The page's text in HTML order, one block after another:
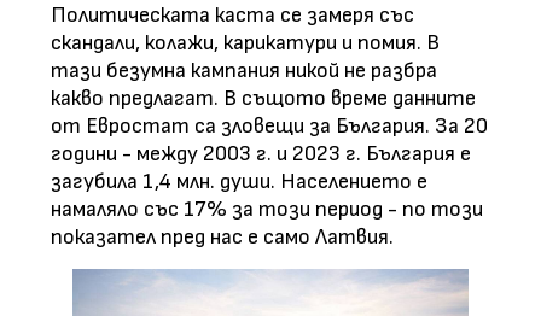
Политическата каста се замеря със
скандали, колажи, карикатури и помия. В
тази безумна кампания никой не разбра
какво предлагат. В същото време данните
от Евростат са зловещи за България. За 20
години - между 2003 г. и 2023 г. България е
загубила 1,4 млн. души. Населението е
намаляло със 17% за този период - по този
показател пред нас е само Латвия.